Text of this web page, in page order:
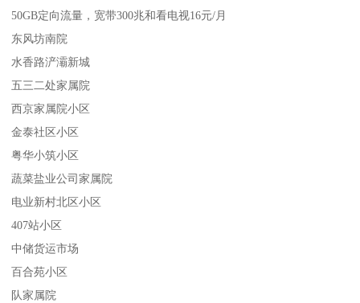
50GB定向流量，宽带300兆和看电视16元/月
东风坊南院
水香路浐灞新城
五三二处家属院
西京家属院小区
金泰社区小区
粤华小筑小区
蔬菜盐业公司家属院
电业新村北区小区
407站小区
中储货运市场
百合苑小区
队家属院